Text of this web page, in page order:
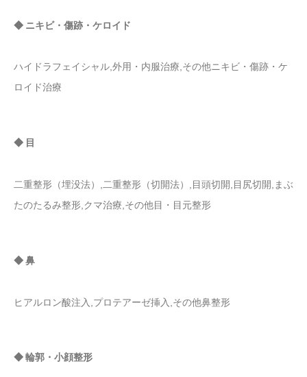
◆ ニキビ・傷跡・ケロイド
ハイドラフェイシャル,外用・内服治療,その他ニキビ・傷跡・ケ
ロイド治療
◆ 目
二重整形（埋没法）,二重整形（切開法）,目頭切開,目尻切開,まぶ
たのたるみ整形,クマ治療,その他目・目元整形
◆ 鼻
ヒアルロン酸注入,プロテアーゼ挿入,その他鼻整形
◆ 輪郭・小顔整形